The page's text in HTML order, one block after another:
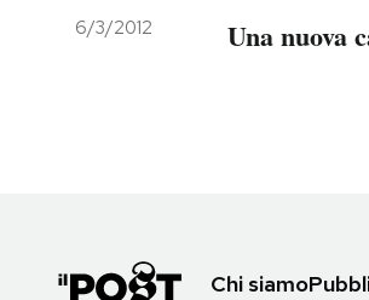
6/3/2012 Una nuova
Chi siamo